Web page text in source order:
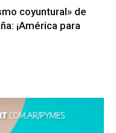
coyuntural» de
¡América para